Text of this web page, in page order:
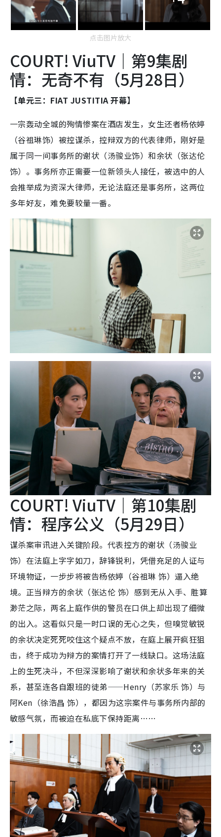
点击图片放大
COURT! ViuTV｜第9集剧
情：无奇不有（5月28日）
【单元三：FIAT JUSTITIA 开幕】
一宗轰动全城的殉情惨案在酒店发生，女生还者杨依婷
（谷祖琳饰）被控谋杀，控辩双方的代表律师，刚好是
属于同一间事务所的谢状（汤骏业饰）和余状（张达伦
饰）。事务所亦正需要一位新领头人接任，被选中的人
会推举成为资深大律师，无论法庭还是事务所，这两位
多年好友，难免要较量一番。
COURT! ViuTV｜第10集剧
情：程序公义（5月29日）
谋杀案审讯进入关键阶段。代表控方的谢状（汤骏业
饰）在法庭上字字如刀，辞锋锐利，凭借充足的人证与
环境物证，一步步将被告杨依婷（谷祖琳 饰）逼入绝
境。正当辩方的余状（张达伦 饰）感到无从入手、胜算
渺茫之际，两名上庭作供的警员在口供上却出现了细微
的出入。这看似只是一时口误的无心之失，但嗅觉敏锐
的余状决定死死咬住这个疑点不放，在庭上展开疯狂狙
击，终于成功为辩方的案情打开了一线缺口。这场法庭
上的生死决斗，不但深深影响了谢状和余状多年来的关
系，甚至连各自跟班的徒弟——Henry（苏家乐 饰）与
阿Ken（徐浩昌 饰），都因为这宗案件与事务所内部的
敏感气氛，而被迫在私底下保持距离……